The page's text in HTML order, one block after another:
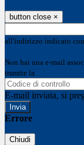
button close ×
all'indirizzo indicato
Non hai una e-mail
tramite la
E-mail inviata, si
Errore
Chiudi